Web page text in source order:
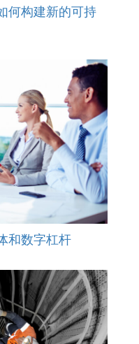
何构建新的可持
和数字杠杆